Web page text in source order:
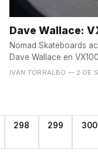
Dave Wallace:
Nomad Skateboards
Dave Wallace en
IVÁN TORRALBO — 2 DE
298 299 300